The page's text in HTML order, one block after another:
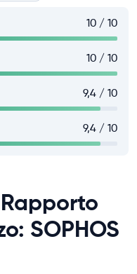
10 / 10
10 / 10
9,4 / 10
9,4 / 10
SOPHOS